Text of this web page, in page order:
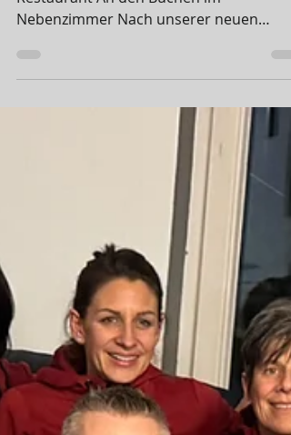
Wann: Freitag 19. Juni 2026, 19.00 Uhr
Mitgliederversammlung nach einer
zweijährigen Legislatur nun dieses Jahr
wieder statt. Wir berichten aus den
vergangenen zwei Jahren über die
vielfältigen Entwicklungen im
Sportbereich, den Finanzen sowie den
wachsenden Herausforderungen für den
Sport und die Verwaltung, Auch die
gesellschaftlichen Entwicklungen, die
unser aktuelles Handeln und unsere zu